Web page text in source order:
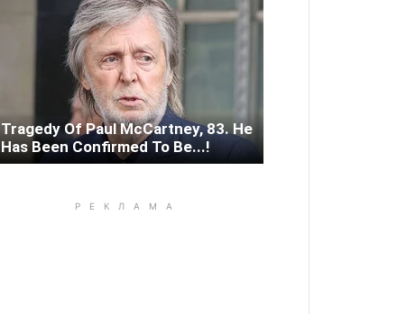
Tragedy Of Paul McCartney, 83. He
Has Been Confirmed To Be...!